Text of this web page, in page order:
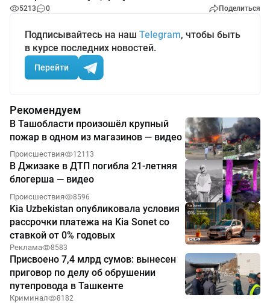
5213 0 Поделиться
Подписывайтесь на наш Telegram, чтобы быть
в курсе последних новостей.
Перейти
Рекомендуем
В Ташобласти произошёл крупный
пожар в одном из магазинов — видео
Происшествия 12113
В Джизаке в ДТП погибла 21-летняя
блогерша — видео
Происшествия 8596
Kia Uzbekistan опубликовала условия
рассрочки платежа на Kia Sonet со
ставкой от 0% годовых
Реклама 8583
Присвоено 7,4 млрд сумов: вынесен
приговор по делу об обрушении
путепровода в Ташкенте
Криминал 8182